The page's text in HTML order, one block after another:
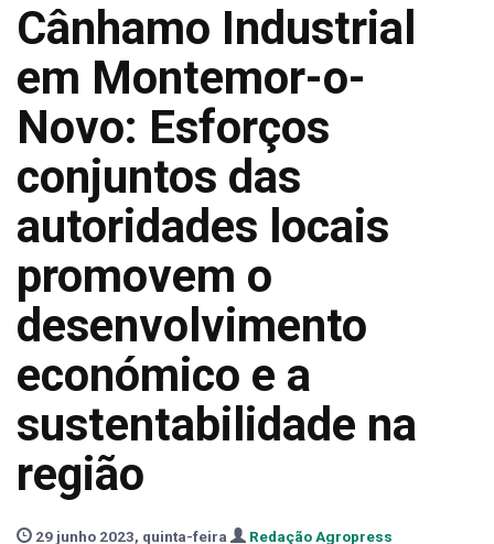
Cânhamo Industrial
em Montemor-o-
Novo: Esforços
conjuntos das
autoridades locais
promovem o
desenvolvimento
económico e a
sustentabilidade na
região
29 junho 2023, quinta-feira
Redação Agropress